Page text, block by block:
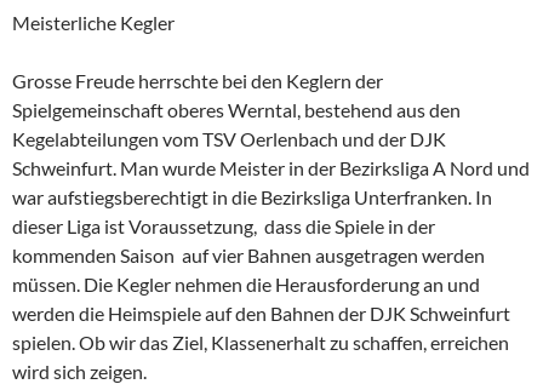
Meisterliche Kegler
Grosse Freude herrschte bei den Keglern der
Spielgemeinschaft oberes Werntal, bestehend aus den
Kegelabteilungen vom TSV Oerlenbach und der DJK
Schweinfurt. Man wurde Meister in der Bezirksliga A Nord und
war aufstiegsberechtigt in die Bezirksliga Unterfranken. In
dieser Liga ist Voraussetzung, dass die Spiele in der
kommenden Saison auf vier Bahnen ausgetragen werden
müssen. Die Kegler nehmen die Herausforderung an und
werden die Heimspiele auf den Bahnen der DJK Schweinfurt
spielen. Ob wir das Ziel, Klassenerhalt zu schaffen, erreichen
wird sich zeigen.